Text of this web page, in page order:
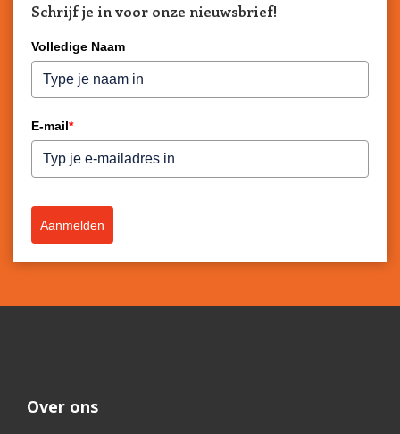
Schrijf je in voor onze nieuwsbrief!
Volledige Naam
E-mail*
Aanmelden
Over ons